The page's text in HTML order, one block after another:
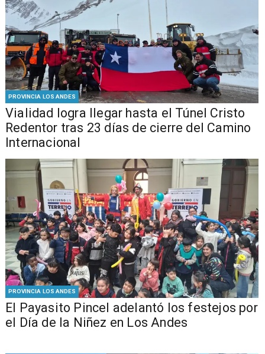
PROVINCIA LOS ANDES
Vialidad logra llegar hasta el Túnel Cristo
Redentor tras 23 días de cierre del Camino
Internacional
PROVINCIA LOS ANDES
El Payasito Pincel adelantó los festejos por
el Día de la Niñez en Los Andes